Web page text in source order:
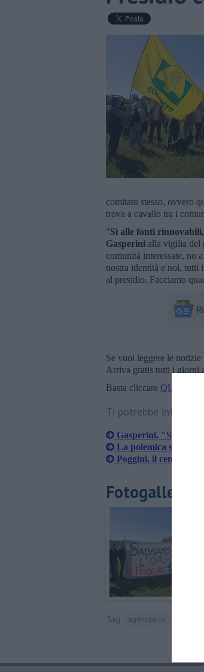
comitato stesso, ovvero
trova a cavallo tra i
"Sì alle fonti
Gasperini alla vigilia del
comunità interessate, no
nostra identità e noi, tutti
al presidio. Facciamo
Se vuoi leggere le
Arriva gratis tutti i giorni
Basta cliccare QUI
Ti potrebbe
Gasperini, "Su
La polemica sui
Poggini, il
Fotogallery
Tag agrivoltaico